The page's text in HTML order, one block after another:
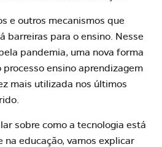
e outros mecanismos que
barreiras para o ensino. Nesse
pandemia, uma nova forma
ensino aprendizagem
mais utilizada nos últimos
.
sobre como a tecnologia está
na educação, vamos explicar